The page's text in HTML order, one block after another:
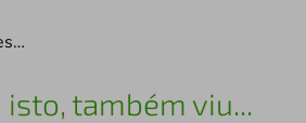
isto, também viu...